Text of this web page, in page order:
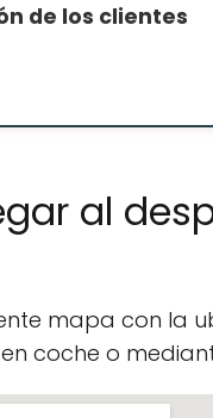
de los clientes
al
mapa con la
coche o